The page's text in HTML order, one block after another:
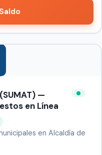
—
en Línea
en Alcaldía de